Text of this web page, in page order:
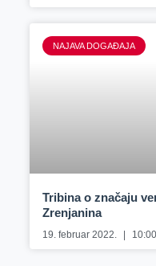
NAJAVA DOGAĐAJA
Tribina o značaju
Zrenjanina
19. februar 2022. 10:00